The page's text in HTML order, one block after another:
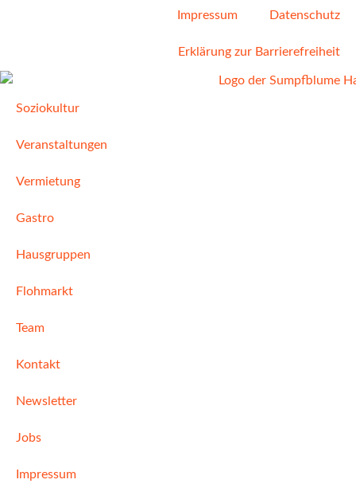
Impressum Datenschutz
Erklärung zur Barrierefreiheit
Soziokultur
Veranstaltungen
Vermietung
Gastro
Hausgruppen
Flohmarkt
Team
Kontakt
Newsletter
Jobs
Impressum